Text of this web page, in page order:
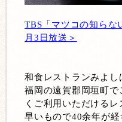
TBS「マツコの知らな
月3日放送＞
和食レストランみよし
福岡の遠賀郡岡垣町で
くご利用いただける
早いもので40余年が経